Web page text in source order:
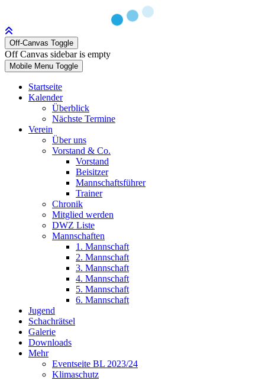
Off-Canvas Toggle
Off Canvas sidebar is empty
Mobile Menu Toggle
Startseite
Kalender
Überblick
Nächste Termine
Verein
Über uns
Vorstand & Co.
Vorstand
Beisitzer
Mannschaftsführer
Trainer
Chronik
Mitglied werden
DWZ Liste
Mannschaften
1. Mannschaft
2. Mannschaft
3. Mannschaft
4. Mannschaft
5. Mannschaft
6. Mannschaft
Jugend
Schachrätsel
Galerie
Downloads
Mehr
Eventseite BL 2023/24
Klimaschutz